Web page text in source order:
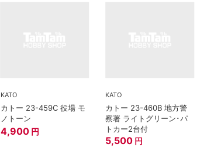
KATO
カトー 23-459C 役場 モ
ノトーン
4,900 円
KATO
カトー 23-460B 地方警
察署 ライトグリーン･パ
トカー2台付
5,500 円